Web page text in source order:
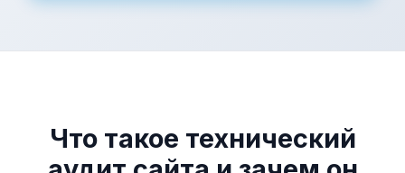
Что такое технический